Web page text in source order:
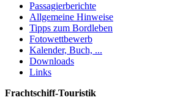
Passagierberichte
Allgemeine Hinweise
Tipps zum Bordleben
Fotowettbewerb
Kalender, Buch, ...
Downloads
Links
Frachtschiff-Touristik